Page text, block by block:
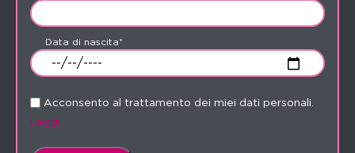
Data di nascita*
Acconsento al trattamento dei miei dati personali.
Leggi